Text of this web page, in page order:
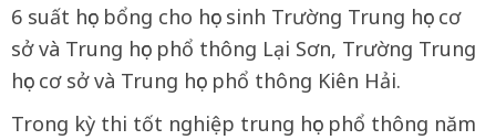
6 suất học bổng cho học sinh Trường Trung học cơ
sở và Trung học phổ thông Lại Sơn, Trường Trung
học cơ sở và Trung học phổ thông Kiên Hải.
Trong kỳ thi tốt nghiệp trung học phổ thông năm